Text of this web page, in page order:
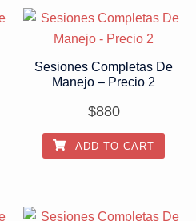
Sesiones Completas De
Manejo – Precio 2
$880
ADD TO CART